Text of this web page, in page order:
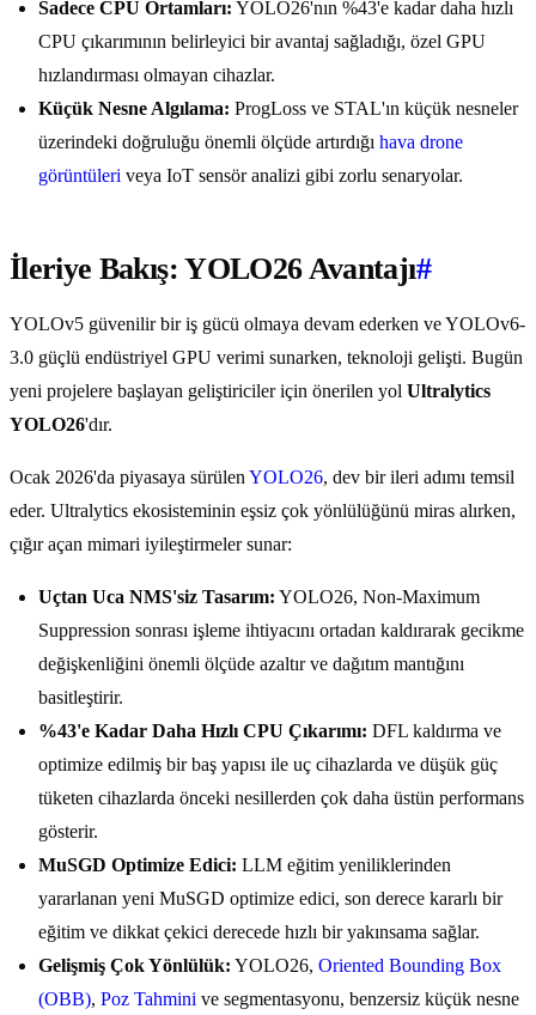
Sadece CPU Ortamları: YOLO26'nın %43'e kadar daha hızlı
CPU çıkarımının belirleyici bir avantaj sağladığı, özel GPU
hızlandırması olmayan cihazlar.
Küçük Nesne Algılama: ProgLoss ve STAL'ın küçük nesneler
üzerindeki doğruluğu önemli ölçüde artırdığı hava drone
görüntüleri veya IoT sensör analizi gibi zorlu senaryolar.
İleriye Bakış: YOLO26 Avantajı#
YOLOv5 güvenilir bir iş gücü olmaya devam ederken ve YOLOv6-
3.0 güçlü endüstriyel GPU verimi sunarken, teknoloji gelişti. Bugün
yeni projelere başlayan geliştiriciler için önerilen yol Ultralytics
YOLO26'dır.
Ocak 2026'da piyasaya sürülen YOLO26, dev bir ileri adımı temsil
eder. Ultralytics ekosisteminin eşsiz çok yönlülüğünü miras alırken,
çığır açan mimari iyileştirmeler sunar:
Uçtan Uca NMS'siz Tasarım: YOLO26, Non-Maximum
Suppression sonrası işleme ihtiyacını ortadan kaldırarak gecikme
değişkenliğini önemli ölçüde azaltır ve dağıtım mantığını
basitleştirir.
%43'e Kadar Daha Hızlı CPU Çıkarımı: DFL kaldırma ve
optimize edilmiş bir baş yapısı ile uç cihazlarda ve düşük güç
tüketen cihazlarda önceki nesillerden çok daha üstün performans
gösterir.
MuSGD Optimize Edici: LLM eğitim yeniliklerinden
yararlanan yeni MuSGD optimize edici, son derece kararlı bir
eğitim ve dikkat çekici derecede hızlı bir yakınsama sağlar.
Gelişmiş Çok Yönlülük: YOLO26, Oriented Bounding Box
(OBB), Poz Tahmini ve segmentasyonu, benzersiz küçük nesne